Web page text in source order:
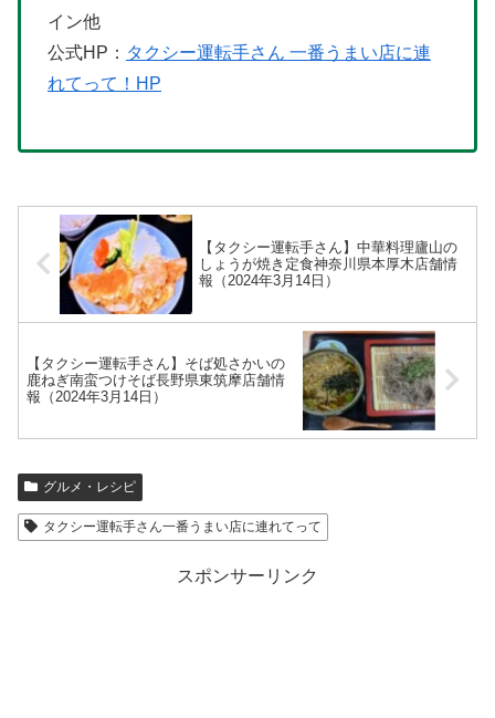
イン他
公式HP： タクシー運転手さん 一番うまい店に連
れてって！HP
【タクシー運転手さん】中華料理廬山の
しょうが焼き定食神奈川県本厚木店舗情
報（2024年3月14日）
【タクシー運転手さん】そば処さかいの
鹿ねぎ南蛮つけそば長野県東筑摩店舗情
報（2024年3月14日）
グルメ・レシピ
タクシー運転手さん一番うまい店に連れてって
スポンサーリンク